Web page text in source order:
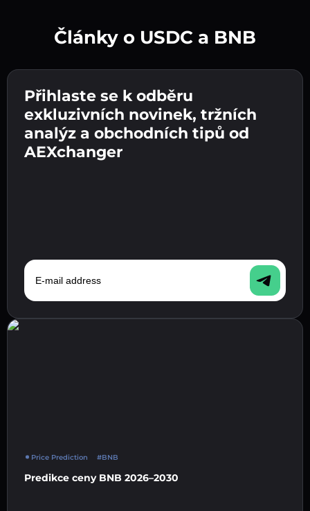
Zadejte adresu své kryptopeněženky 👉
pokračujte k dalšímu kroku.
Potvrďte svou totožnost 👉 pokračujte k
poslednímu kroku.
Odešlete vklad 👉 obdržíte kryptoměnu nebo
fiat měnu ve své peněžence.
Články o USDC a BNB
Přihlaste se k odběru
exkluzivních novinek, tržních
analýz a obchodních tipů od
AEXchanger
E-mail address
Price Prediction #BNB
Predikce ceny BNB 2026–2030